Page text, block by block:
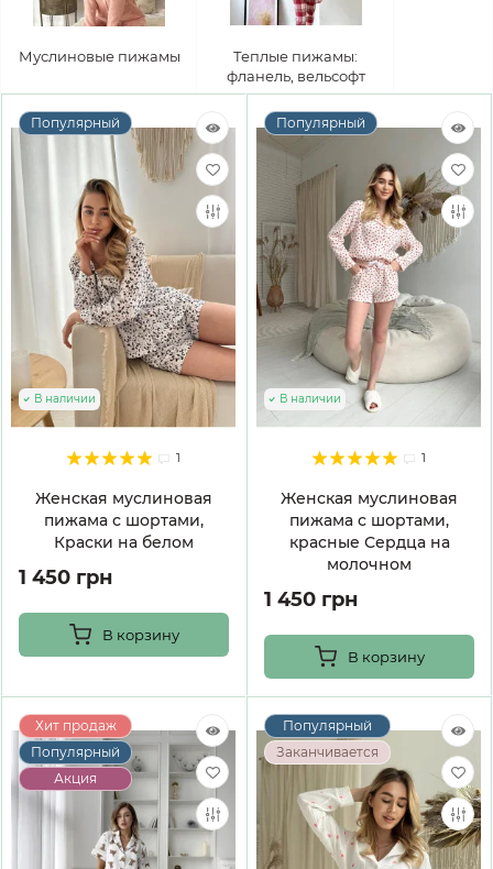
Муслиновые пижамы
Теплые пижамы:
фланель, вельсофт
Популярный
1
Женская муслиновая
пижама с шортами,
Краски на белом
В наличии
1 450 грн
В корзину
Популярный
1
Женская муслиновая
пижама с шортами,
красные Сердца на
молочном
В наличии
1 450 грн
В корзину
Хит продаж
Популярный
Акция
Популярный
Заканчивается